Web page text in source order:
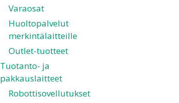
Varaosat
Huoltopalvelut
merkintälaitteille
Outlet-tuotteet
Tuotanto- ja
pakkauslaitteet
Robottisovellutukset